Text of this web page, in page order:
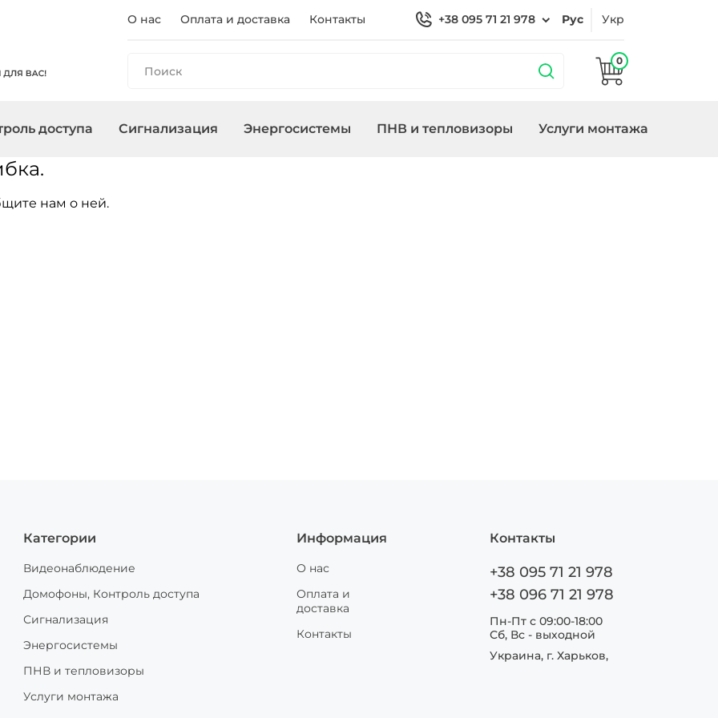
О нас Оплата и доставка Контакты +38 095 71 21 978 Рус Укр
0
Карты, брелоки
доступа Сигнализация
адаптеры
Энергосистемы ПНВ и тепловизоры Услуги монтажа
нам о ней.
Категории
Видеонаблюдение
Домофоны, Контроль доступа
Сигнализация
Энергосистемы
ПНВ и тепловизоры
Услуги монтажа
Информация
О нас
Оплата и
доставка
Контакты
Контакты
+38 095 71 21 978
+38 096 71 21 978
Пн-Пт с 09:00-18:00
Сб, Вс - выходной
Украина, г. Харьков,